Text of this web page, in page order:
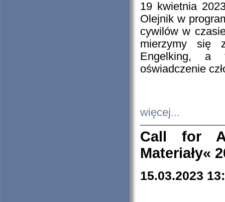
19 kwietnia
Olejnik w
cywilów w
mierzymy się
Engelking, a
oświadczenie
więcej...
Call for
Materiały«
15.03.2023